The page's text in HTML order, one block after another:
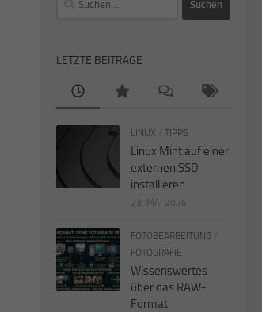
LETZTE BEITRÄGE
LINUX / TIPPS
Linux Mint auf einer
externen SSD
installieren
23. MAI 2026
FOTOBEARBEITUNG /
FOTOGRAFIE
Wissenswertes
über das RAW-
Format